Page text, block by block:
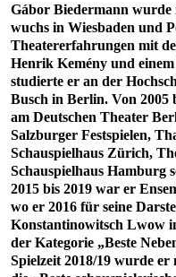
Gábor Biedermann
wuchs in Wiesbaden und
Theatererfahrungen mit
Henrik Kemény und
studierte er an der
Busch in Berlin. Von 2005
am Deutschen Theater
Salzburger Festspielen,
Schauspielhaus Zürich,
Schauspielhaus Hamburg
2015 bis 2019 war er
wo er 2016 für seine
Konstantinowitsch Lwow
der Kategorie „Beste
Spielzeit 2018/19 wurde